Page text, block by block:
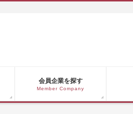
会員企業を探す
Member Company